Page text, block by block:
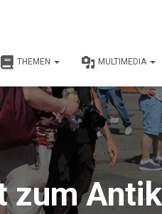
THEMEN MULTIMEDIA
zum